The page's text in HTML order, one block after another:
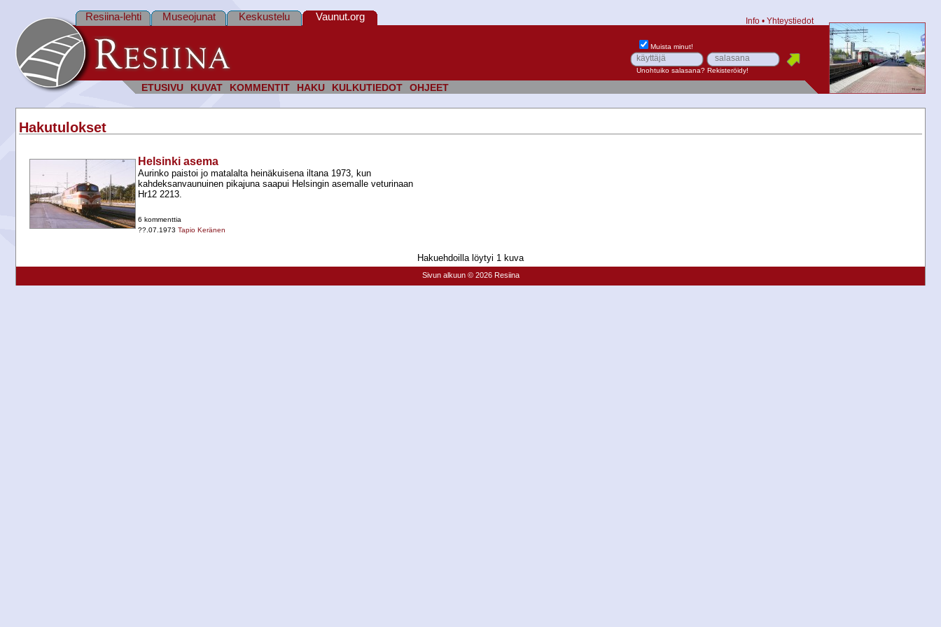
ETUSIVU KUVAT KOMMENTIT HAKU KULKUTIEDOT OHJEET
Resiina-lehti Museojunat Keskustelu Vaunut.org Info • Yhteystiedot
Muista minut!
Unohtuiko salasana? Rekisteröidy!
Hakutulokset
Helsinki asema
Aurinko paistoi jo matalalta heinäkuisena iltana 1973, kun
kahdeksanvaunuinen pikajuna saapui Helsingin asemalle veturinaan
Hr12 2213.
6 kommenttia
??.07.1973 Tapio Keränen
Hakuehdoilla löytyi 1 kuva
Sivun alkuun © 2026 Resiina